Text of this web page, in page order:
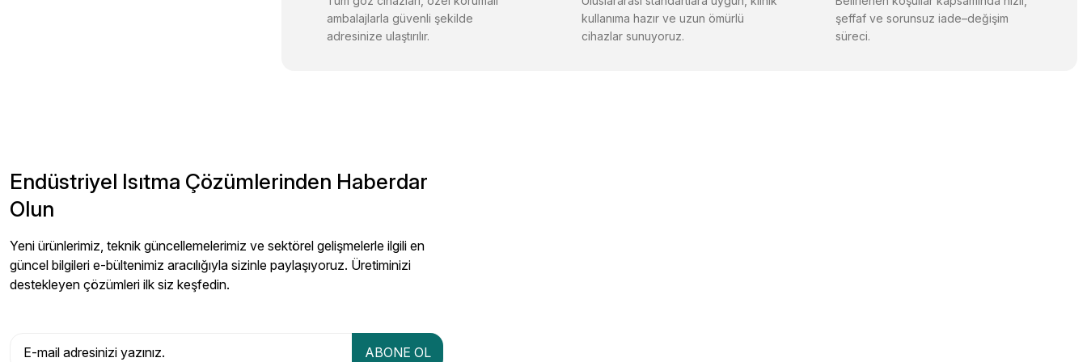
ambalajlarla güvenli şekilde
adresinize ulaştırılır.
kullanıma hazır ve uzun ömürlü
cihazlar sunuyoruz.
şeffaf ve sorunsuz iade–değişim
süreci.
Endüstriyel Isıtma Çözümlerinden Haberdar
Olun
Yeni ürünlerimiz, teknik güncellemelerimiz ve sektörel gelişmelerle ilgili en
güncel bilgileri e-bültenimiz aracılığıyla sizinle paylaşıyoruz. Üretiminizi
destekleyen çözümleri ilk siz keşfedin.
ABONE OL